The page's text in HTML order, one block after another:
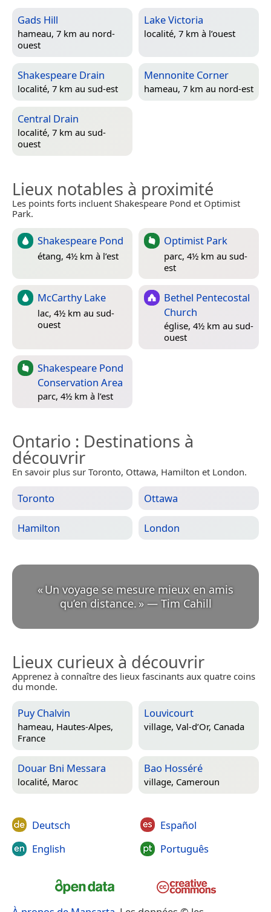
Gads Hill
hameau, 7 km au nord-
ouest
Lake Victoria
localité, 7 km à l’ouest
Shakespeare Drain
localité, 7 km au sud-est
Mennonite Corner
hameau, 7 km au nord-est
Central Drain
localité, 7 km au sud-
ouest
Lieux notables à proximité
Les points forts incluent Shakespeare Pond et Optimist
Park.
Shakespeare Pond
étang, 4½ km à l’est
Optimist Park
parc, 4½ km au sud-
est
McCarthy Lake
lac, 4½ km au sud-
ouest
Bethel Pentecostal
Church
église, 4½ km au sud-
ouest
Shakespeare Pond
Conservation Area
parc, 4½ km à l’est
Ontario : Destinations à
découvrir
En savoir plus sur Toronto, Ottawa, Hamilton et London.
Toronto Ottawa
Hamilton London
«Un voyage se mesure mieux en amis
qu’en distance. » — Tim Cahill
Lieux curieux à découvrir
Apprenez à connaître des lieux fascinants aux quatre coins
du monde.
Puy Chalvin
hameau, Hautes-Alpes,
France
Louvicourt
village, Val-d’Or, Canada
Douar Bni Messara
localité, Maroc
Bao Hosséré
village, Cameroun
Deutsch
English
Español
Português